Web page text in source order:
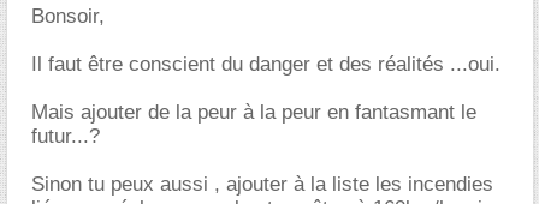
Bonsoir,
Il faut être conscient du danger et des réalités ...oui.
Mais ajouter de la peur à la peur en fantasmant le
futur...?
Sinon tu peux aussi , ajouter à la liste les incendies